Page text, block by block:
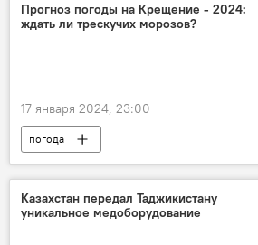
Прогноз погоды на Крещение - 2024:
ждать ли трескучих морозов?
17 января 2024, 23:00
погода
Какой сегодня праздник: календарь важных
праздник
православие
Религия
Казахстан передал Таджикистану
уникальное медоборудование